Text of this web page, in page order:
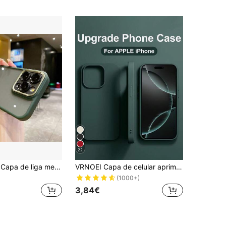
DECOPHONE Capa de liga metálica de luxo com cobertura total, cor sólida fosca transparente integrada, para câmera com protetor de lente com letras, compatível com iPhone 17, 17 Pro, 17 Air, 17 Pro Max, 16, 15, 14, 13, 12 Pro Max, 11 e 15 Pro Max. Presente ideal para o aniversário de primavera.
22
VRNOEI Capa de celular aprimorada, adequada para iPhone 17 Pro Max, compatível com iPhone 16, 11, 12, 13, 14, 15 Pro Max Plus e série 17 Air. Acessórios para capa traseira anti-queda.
(1000+)
3,84€